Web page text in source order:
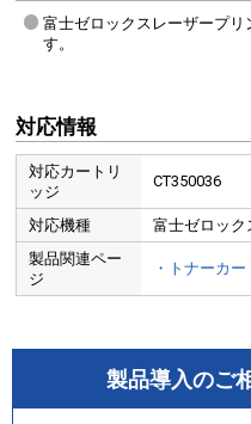
富士ゼロックスレーザープ
す。
対応情報
対応カートリ
ッジ
CT350036
対応機種
富士ゼロック
製品関連ペー
ジ
・トナーカ
製品導入のご